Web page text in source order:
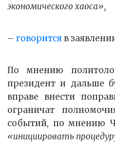
экономического хаоса»,
– говоритсяв
По мнению
президент и дальше
вправе внести
ограничат
событий, по мнению
«инициировать